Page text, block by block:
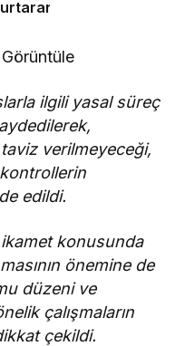
ihtiyaç
ilgili yasal süreç
verilmeyeceği,
edildi.
ikamet konusunda
önemine de
düzeni ve
çalışmaların
çekildi.